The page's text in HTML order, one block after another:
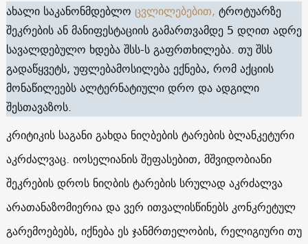
ახალი საკანონმდებლო ცვლილებებით, ტროტუარზე
შეკრების ან მანიფესტაციის გამართვამდე 5 დღით ადრე
სავალდებულო ხდება შსს-ს გაფრთხილება. თუ შსს
გადაწყვეტს, უფლებამოსილება ექნება, რომ აქციის
მონაწილეებს ალტერნატიული დრო და ადგილი
შესთავაზოს.
კრიტიკის საგანი გახდა ნიღბების ტარების ბლანკეტური
აკრძალვაც. იოსელიანის შეფასებით, მშვიდობიანი
შეკრების დროს ნიღბის ტარების სრულად აკრძალვა
არათანაზომიერია და ვერ ითვალისწინებს კონკრეტულ
გარემოებებს, იქნება ეს ჯანმრთელობის, რელიგიური თუ